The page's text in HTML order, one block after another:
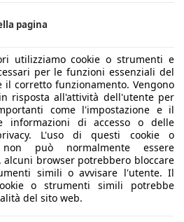
Lounge 69cv my20
pagina
utilizziamo cookie o strumenti e
per le funzioni essenziali del
corretto funzionamento. Vengono
risposta all'attività dell'utente per
come l'impostazione e il
informazioni di accesso o delle
L'uso di questi cookie o
può normalmente essere
alcuni browser potrebbero bloccare
simili o avvisare l'utente. Il
o strumenti simili potrebbe
del sito web.